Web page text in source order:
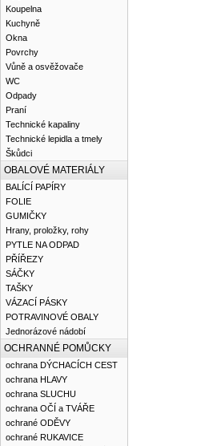
Koupelna
Kuchyně
Okna
Povrchy
Vůně a osvěžovače
WC
Odpady
Praní
Technické kapaliny
Technické lepidla a tmely
Škůdci
OBALOVÉ MATERIÁLY
BALÍCÍ PAPÍRY
FOLIE
GUMIČKY
Hrany, proložky, rohy
PYTLE NA ODPAD
PŘÍŘEZY
SÁČKY
TAŠKY
VÁZACÍ PÁSKY
POTRAVINOVÉ OBALY
Jednorázové nádobí
OCHRANNÉ POMŮCKY
ochrana DÝCHACÍCH CEST
ochrana HLAVY
ochrana SLUCHU
ochrana OČÍ a TVÁŘE
ochrané ODĚVY
ochrané RUKAVICE